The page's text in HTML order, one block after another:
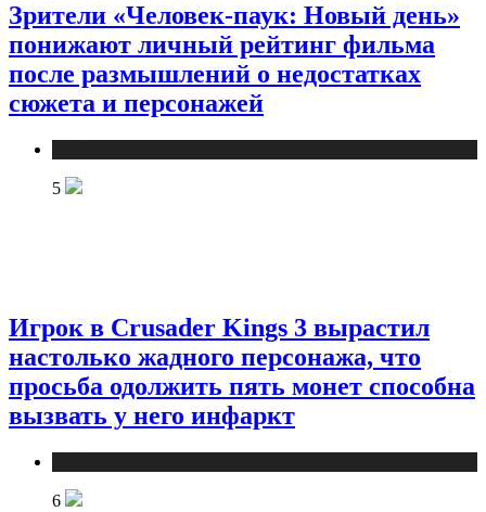
Зрители «Человек-паук: Новый день»
понижают личный рейтинг фильма
после размышлений о недостатках
сюжета и персонажей
5
Игрок в Crusader Kings 3 вырастил
настолько жадного персонажа, что
просьба одолжить пять монет способна
вызвать у него инфаркт
6